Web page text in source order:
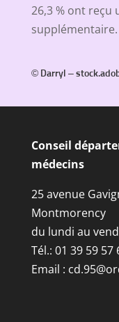
26,3 % ont reçu
supplémentaire.
© Darryl –
Conseil
médecins
25 avenue
Montmorency
du lundi au
Tél.: 01 39 59 57
Email :